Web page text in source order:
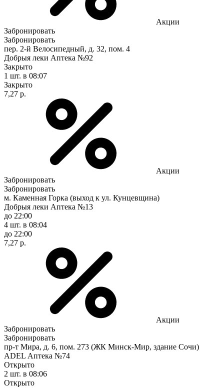
Акции
Забронировать
Забронировать
пер. 2-й Велосипедный, д. 32, пом. 4
Добрыя леки Аптека №92
Закрыто
1 шт. в 08:07
Закрыто
7,27 р.
Акции
Забронировать
Забронировать
м. Каменная Горка (выход к ул. Кунцевщина)
Добрыя леки Аптека №13
до 22:00
4 шт. в 08:04
до 22:00
7,27 р.
Акции
Забронировать
Забронировать
пр-т Мира, д. 6, пом. 273 (ЖК Минск-Мир, здание Сочи)
ADEL Аптека №74
Открыто
2 шт. в 08:06
Открыто